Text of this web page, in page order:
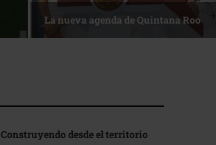
Reconocimiento de viajeros
Construyendo desde el territorio